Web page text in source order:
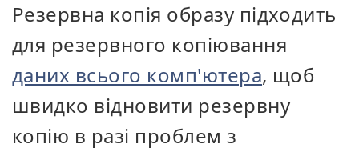
Резервна копія образу підходить
для резервного копіювання
даних всього комп'ютера, щоб
швидко відновити резервну
копію в разі проблем з